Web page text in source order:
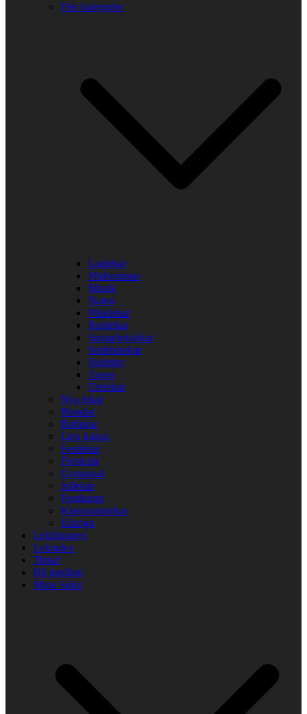
Fler kategorier
Laglekar
Midsommar
Musik
Namn
Påsklekar
Rastlekar
Samarbetslekar
Snabbalekar
Stafetter
Tagen
Utelekar
Nya lekar
Blandat
Bollekar
Lära känna
Festlekar
Förskola
Gympasal
Jullekar
Femkamp
Klassrumslekar
Kluriga
Lekfinnaren
Lekindex
Tipsa!
Bli medlem
Mina Sidor